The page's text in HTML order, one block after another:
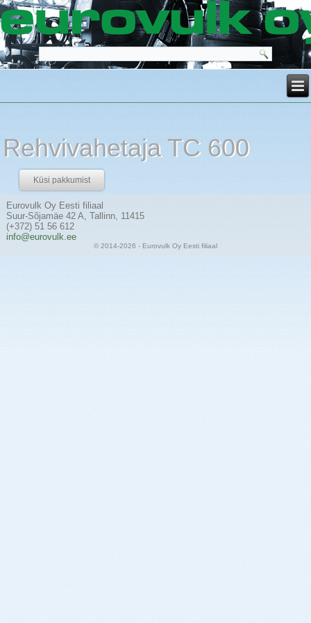
Rehvivahetaja TC 600
Küsi pakkumist
Eurovulk Oy Eesti filiaal
Suur-Sõjamäe 42 A, Tallinn, 11415
(+372) 51 56 612
info@eurovulk.ee
© 2014-2026 - Eurovulk Oy Eesti filiaal